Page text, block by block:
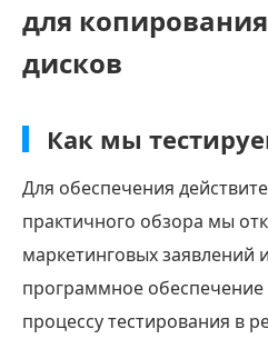
оценивали
лучшие
Blu-
ray
дисков.
Часть
2.
для
дисков
Как мы
Для обеспечения
практичного обзора мы
маркетинговых заявлений
программное
процессу тестирования в